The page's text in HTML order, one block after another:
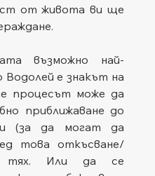
от живота ви ще
възможно най-
Водолей е знакът на
процесът може да
приближаване до
(за да могат да
това откъсване/
тях. Или да се